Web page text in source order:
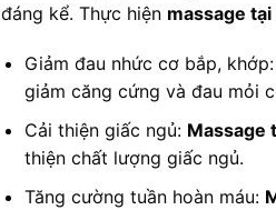
đáng kể. Thực hiện massage tại
Giảm đau nhức cơ bắp,
giảm căng cứng và đau mỏi
Cải thiện giấc ngủ: Massage
thiện chất lượng giấc ngủ.
Tăng cường tuần hoàn máu: